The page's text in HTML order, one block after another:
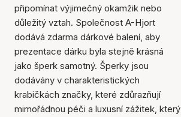
připomínat výjimečný okamžik nebo
důležitý vztah. Společnost A-Hjort
dodává zdarma dárkové balení, aby
prezentace dárku byla stejně krásná
jako šperk samotný. Šperky jsou
dodávány v charakteristických
krabičkách značky, které zdůrazňují
mimořádnou péči a luxusní zážitek, který